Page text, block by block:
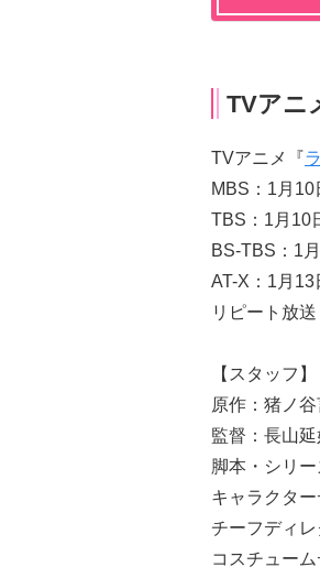
TVアニ
TVアニメ『
MBS：1月10
TBS：1月10
BS-TBS：1
AT-X：1月13
リピート放
【スタッフ】
原作：猪ノ
監督：長山延
脚本・シリ
キャラクタ
チーフディ
コスチュー